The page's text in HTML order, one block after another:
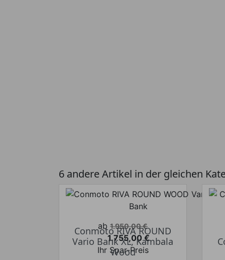
6 andere Artikel in der gleichen
Verkaufspreis
ab 1.950,00 €
Preis
1.755,00 €
Ihr Spar-Preis
Conmoto RIVA ROUND
Vario Bank XL, Kambala
Wood